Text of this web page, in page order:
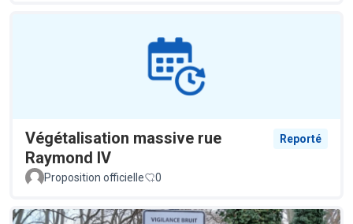
Végétalisation massive rue
Raymond IV
Reporté
Proposition officielle 0